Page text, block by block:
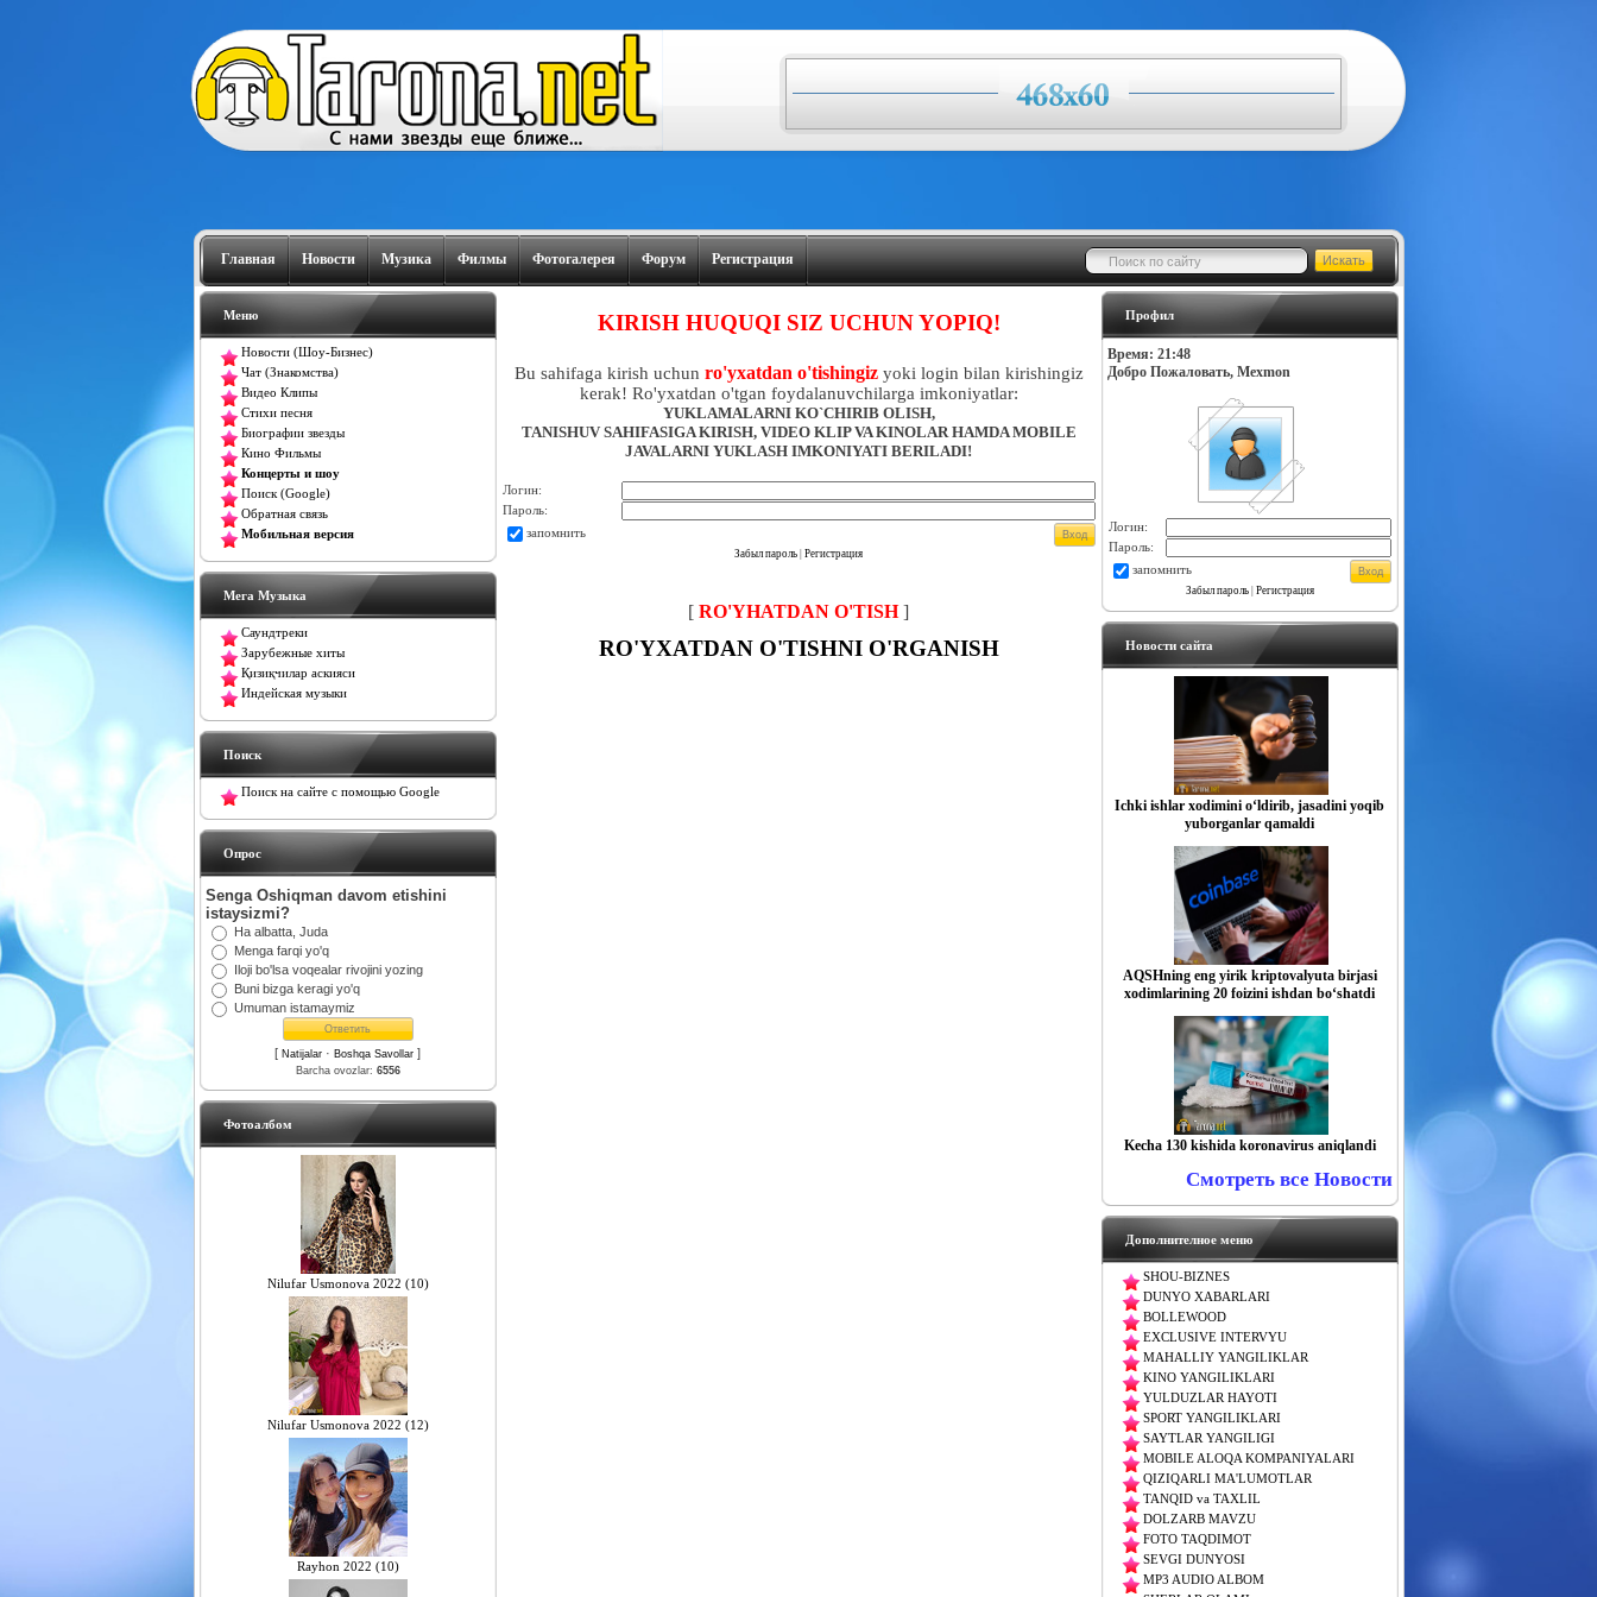
Главная Новости Музика Филмы Фотогалерея Форум Регистрация
Меню
Новости (Шоу-Бизнес)
Чат (Знакомства)
Видео Клипы
Стихи песня
Биографии звезды
Кино Фильмы
Концерты и шоу
Поиск (Google)
Обратная связь
Мобильная версия
Мега Музыка
Саундтреки
Зарубежные хиты
Қизиқчилар аскияси
Индейская музыки
Поиск
Поиск на сайте с помощью Google
Oпрос
Senga Oshiqman davom etishini
istaysizmi?
Ha albatta, Juda
Menga farqi yo'q
Iloji bo'lsa voqealar rivojini yozing
Buni bizga keragi yo'q
Umuman istamaymiz
[ Natijalar · Boshqa Savollar ]
Barcha ovozlar: 6556
Фотоалбом
Nilufar Usmonova 2022 (10)
Nilufar Usmonova 2022 (12)
Rayhon 2022 (10)
KIRISH HUQUQI SIZ UCHUN YOPIQ!
Bu sahifaga kirish uchun ro'yxatdan o'tishingizyoki login bilan kirishingiz
kerak! Ro'yxatdan o'tgan foydalanuvchilarga imkoniyatlar:
YUKLAMALARNI KO`CHIRIB OLISH,
TANISHUV SAHIFASIGA KIRISH, VIDEO KLIP VA KINOLAR HAMDA MOBILE
JAVALARNI YUKLASH IMKONIYATI BERILADI!
Логин:
Пароль:
запомнить
Забыл пароль Регистрация
[ RO'YHATDAN O'TISH]
RO'YXATDAN O'TISHNI O'RGANISH
Профил
Время: 21:48
Добро Пожаловать, Mexmon
Логин:
Пароль:
запомнить
Забыл пароль| Регистрация
Новости сайта
Ichki ishlar xodimini o‘ldirib, jasadini yoqib
yuborganlar qamaldi
AQSHning eng yirik kriptovalyuta birjasi
xodimlarining 20 foizini ishdan bo‘shatdi
Kecha 130 kishida koronavirus aniqlandi
Смотреть все Новости
Дополнителное меню
SHOU-BIZNES
DUNYO XABARLARI
BOLLEWOOD
EXCLUSIVE INTERVYU
MAHALLIY YANGILIKLAR
KINO YANGILIKLARI
YULDUZLAR HAYOTI
SPORT YANGILIKLARI
SAYTLAR YANGILIGI
MOBILE ALOQA KOMPANIYALARI
QIZIQARLI MA'LUMOTLAR
TANQID va TAXLIL
DOLZARB MAVZU
FOTO TAQDIMOT
SEVGI DUNYOSI
MP3 AUDIO ALBOM